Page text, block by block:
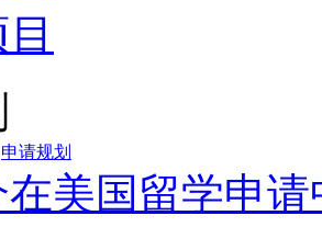
申请规划
美国留学申